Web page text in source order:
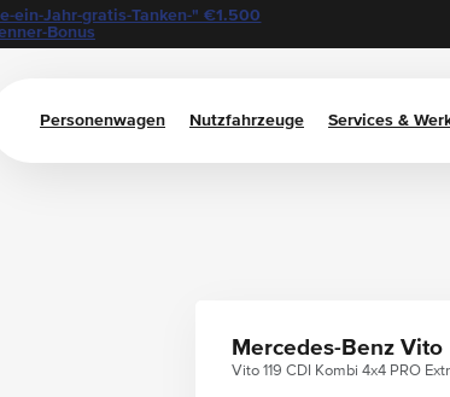
ein-Jahr-gratis-Tanken-" €1.500
Bonus
Personenwagen Nutzfahrzeuge Services &
Mercedes-Benz Vito
Vito 119 CDI Kombi 4x4 PRO